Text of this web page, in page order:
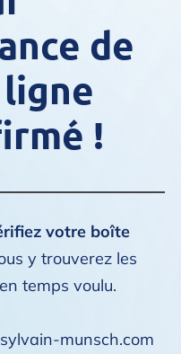
de
!
votre boîte
y trouverez les
temps voulu.
munsch.com